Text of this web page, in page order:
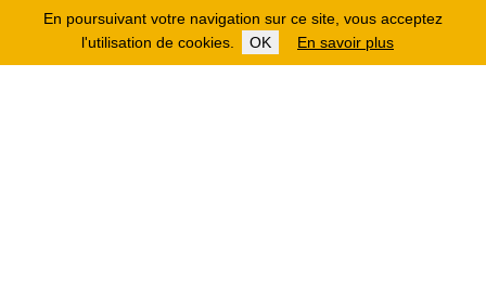
En poursuivant votre navigation sur ce site, vous acceptez
l'utilisation de cookies.
OK En savoir plus